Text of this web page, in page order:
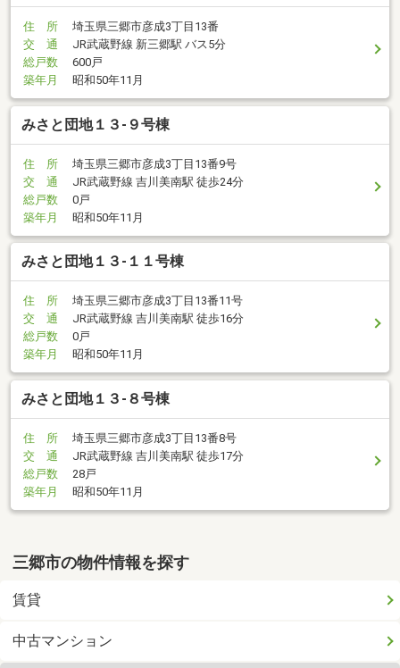
住 所
埼玉県三郷市彦成3丁目13番
交 通
JR武蔵野線 新三郷駅 バス5分
総戸数
600戸
築年月
昭和50年11月
みさと団地１３-９号棟
住 所
埼玉県三郷市彦成3丁目13番9号
交 通
JR武蔵野線 吉川美南駅 徒歩24分
総戸数
0戸
築年月
昭和50年11月
みさと団地１３-１１号棟
住 所
埼玉県三郷市彦成3丁目13番11号
交 通
JR武蔵野線 吉川美南駅 徒歩16分
総戸数
0戸
築年月
昭和50年11月
みさと団地１３-８号棟
住 所
埼玉県三郷市彦成3丁目13番8号
交 通
JR武蔵野線 吉川美南駅 徒歩17分
総戸数
28戸
築年月
昭和50年11月
三郷市の物件情報を探す
賃貸
中古マンション